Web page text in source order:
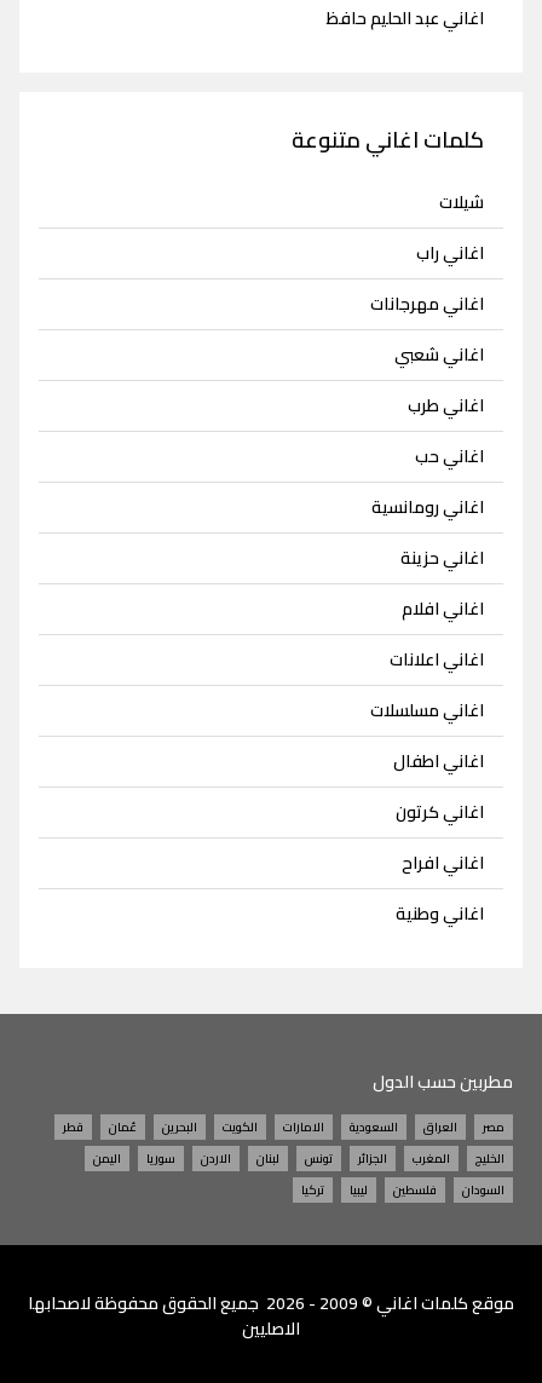
اغاني عبد الحليم حافظ
كلمات اغاني متنوعة
شيلات
اغاني راب
اغاني مهرجانات
اغاني شعبي
اغاني طرب
اغاني حب
اغاني رومانسية
اغاني حزينة
اغاني افلام
اغاني اعلانات
اغاني مسلسلات
اغاني اطفال
اغاني كرتون
اغاني افراح
اغاني وطنية
مطربين حسب الدول
مصر العراق السعودية الامارات الكويت البحرين عُمان
قطر
الخليج
المغرب الجزائر تونس لبنان الاردن سوريا
اليمن
السودان
فلسطين ليبيا تركيا
موقعكلمات اغاني
© 2009 - 2026 جميع الحقوق محفوظة لاصحابها
الاصليين